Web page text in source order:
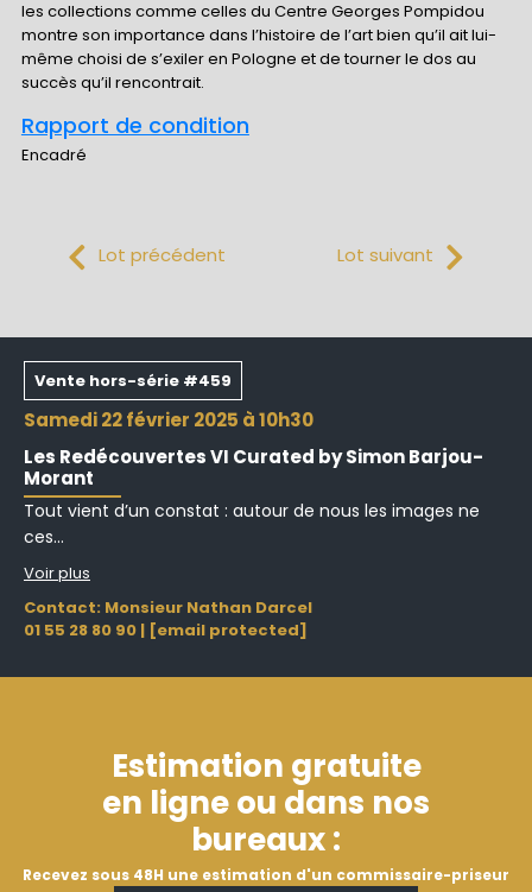
les collections comme celles du Centre Georges Pompidou
montre son importance dans l’histoire de l’art bien qu’il ait lui-
même choisi de s’exiler en Pologne et de tourner le dos au
succès qu’il rencontrait.
Rapport de condition
Encadré
Lot précédent Lot suivant
Vente hors-série #459
samedi 22 février 2025 à 10h30
Les Redécouvertes VI Curated by Simon Barjou-
Morant
Tout vient d’un constat : autour de nous les images ne
ces...
Voir plus
Contact: Monsieur Nathan Darcel
01 55 28 80 90 | [email protected]
Estimation gratuite
en ligne ou dans nos
bureaux :
Recevez sous 48H une estimation d'un commissaire-priseur